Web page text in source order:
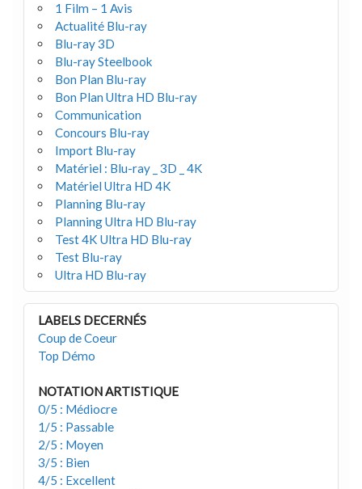
1 Film – 1 Avis
Actualité Blu-ray
Blu-ray 3D
Blu-ray Steelbook
Bon Plan Blu-ray
Bon Plan Ultra HD Blu-ray
Communication
Concours Blu-ray
Import Blu-ray
Matériel : Blu-ray _ 3D _ 4K
Matériel Ultra HD 4K
Planning Blu-ray
Planning Ultra HD Blu-ray
Test 4K Ultra HD Blu-ray
Test Blu-ray
Ultra HD Blu-ray
LABELS DECERNÉS
Coup de Coeur
Top Démo
NOTATION ARTISTIQUE
0/5 : Médiocre
1/5 : Passable
2/5 : Moyen
3/5 : Bien
4/5 : Excellent